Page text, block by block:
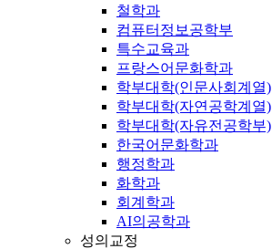
철학과
컴퓨터정보공학부
특수교육과
프랑스어문화학과
학부대학(인문사회계열)
학부대학(자연공학계열)
학부대학(자유전공학부)
한국어문화학과
행정학과
화학과
회계학과
AI의공학과
성의교정